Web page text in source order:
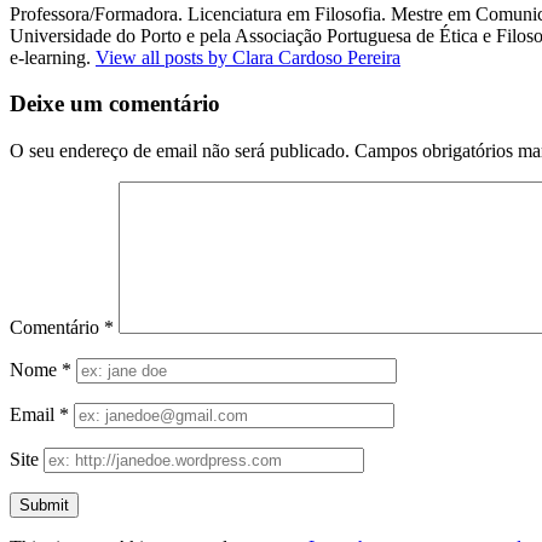
Professora/Formadora. Licenciatura em Filosofia. Mestre em
Universidade do Porto e pela Associação Portuguesa de Ética e
e-learning. View all posts by Clara Cardoso Pereira
Deixe um comentário
O seu endereço de email não será publicado. Campos obrigatórios
Comentário *
Nome *
Email *
Site